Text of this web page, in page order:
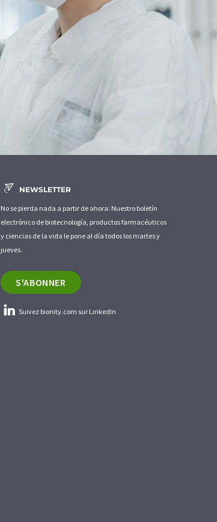
NEWSLETTER
No se pierda nada a partir de ahora: Nuestro boletín
electrónico de biotecnología, productos farmacéuticos
y ciencias de la vida le pone al día todos los martes y
jueves.
S'ABONNER
Suivez bionity.com sur LinkedIn